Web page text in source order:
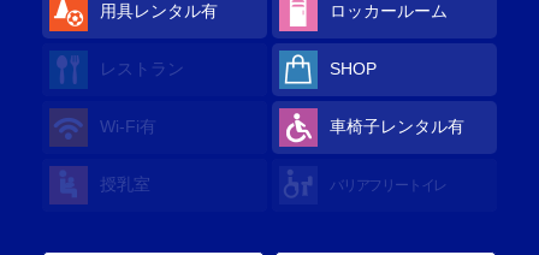
用具レンタル有 ロッカールーム
レストラン SHOP
Wi-Fi有 車椅子レンタル有
授乳室 バリアフリートイレ